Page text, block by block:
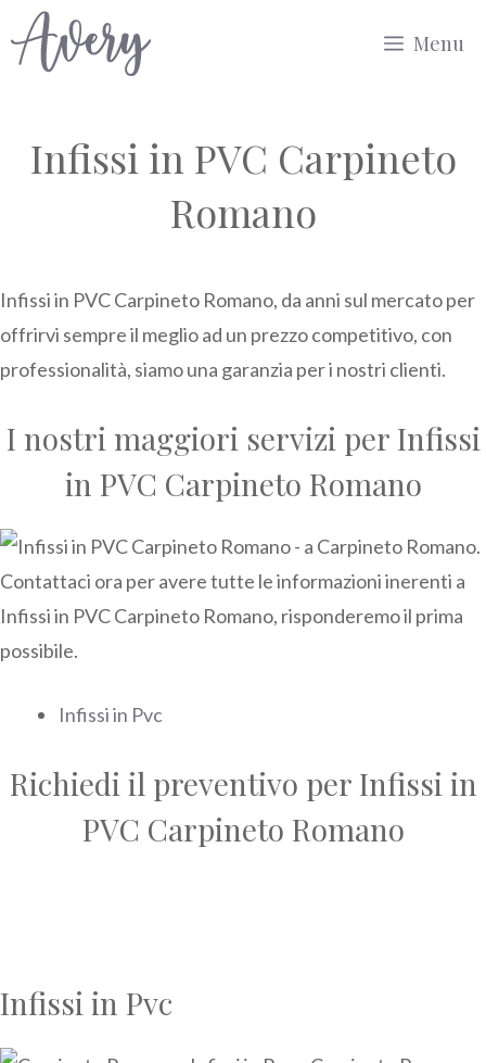
al
Menu
Infissi in PVC Carpineto
Romano
Infissi in PVC Carpineto Romano, da anni sul mercato per
offrirvi sempre il meglio ad un prezzo competitivo, con
professionalità, siamo una garanzia per i nostri clienti.
I nostri maggiori servizi per Infissi
in PVC Carpineto Romano
Infissi in Pvc
Richiedi il preventivo per Infissi in
PVC Carpineto Romano
Infissi in Pvc